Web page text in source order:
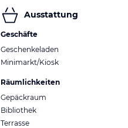
Ausstattung
Geschäfte
Geschenkeladen
Minimarkt/Kiosk
Räumlichkeiten
Gepäckraum
Bibliothek
Terrasse